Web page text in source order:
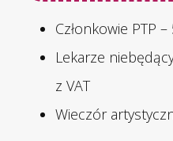
Członkowie PTP –
Lekarze
z VAT
Wieczór